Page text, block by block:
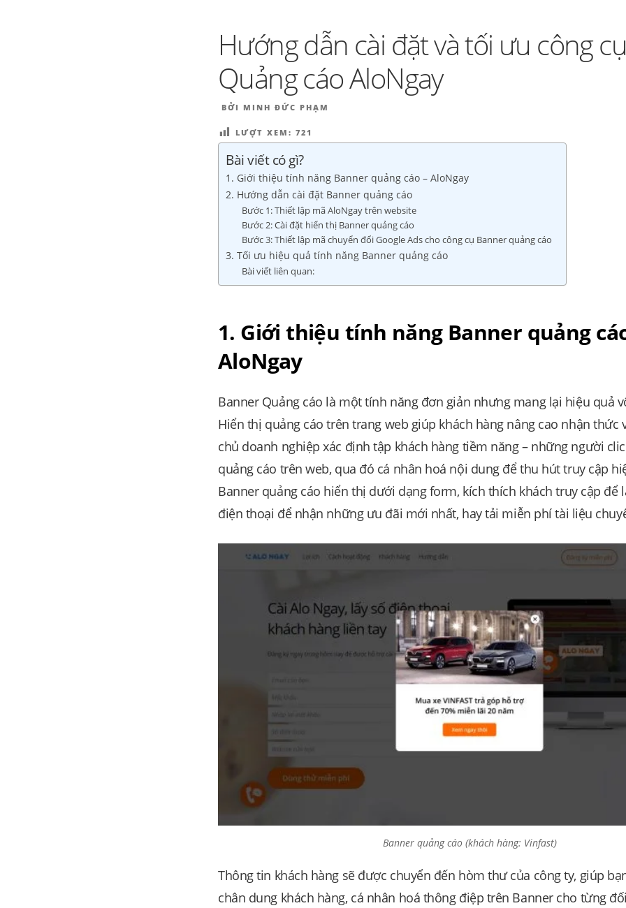
Hướng dẫn cài đặt và tối ưu công
Quảng cáo AloNgay
ĐĂNG
BỞI MINH ĐỨC PHẠM
LƯỢT XEM: 721
Bài viết có gì?
1. Giới thiệu tính năng Banner quảng cáo – AloNgay
2. Hướng dẫn cài đặt Banner quảng cáo
Bước 1: Thiết lập mã AloNgay trên website
Bước 2: Cài đặt hiển thị Banner quảng cáo
Bước 3: Thiết lập mã chuyển đổi Google Ads cho công cụ Banner quảng cáo
3. Tối ưu hiệu quả tính năng Banner quảng cáo
Bài viết liên quan:
1. Giới thiệu tính năng Banner quảng
AloNgay
Banner Quảng cáo là một tính năng đơn giản nhưng mang lại hiệu quả
Hiển thị quảng cáo trên trang web giúp khách hàng nâng cao nhận thức
chủ doanh nghiệp xác định tập khách hàng tiềm năng – những người
quảng cáo trên web, qua đó cá nhân hoá nội dung để thu hút truy cập
Banner quảng cáo hiển thị dưới dạng form, kích thích khách truy cập để
điện thoại để nhận những ưu đãi mới nhất, hay tải miễn phí tài liệu
Banner quảng cáo (khách hàng: Vinfast)
Thông tin khách hàng sẽ được chuyển đến hòm thư của công ty, giúp
chân dung khách hàng, cá nhân hoá thông điệp trên Banner cho từng